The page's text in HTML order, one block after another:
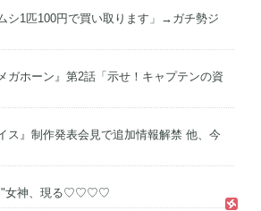
シ1匹100円で買い取ります」→ガチ勢ジ
ガホーン』第2話「示せ！キャプテンの資
ス』制作発表会見で追加情報解禁 他、今
"女神、現る♡♡♡♡